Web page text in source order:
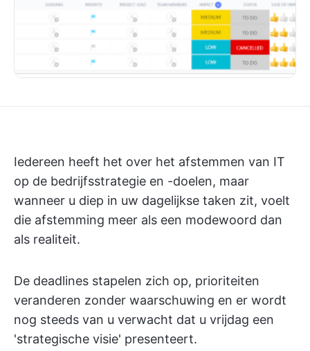
Iedereen heeft het over het afstemmen van IT
op de bedrijfsstrategie en -doelen, maar
wanneer u diep in uw dagelijkse taken zit, voelt
die afstemming meer als een modewoord dan
als realiteit.
De deadlines stapelen zich op, prioriteiten
veranderen zonder waarschuwing en er wordt
nog steeds van u verwacht dat u vrijdag een
'strategische visie' presenteert.